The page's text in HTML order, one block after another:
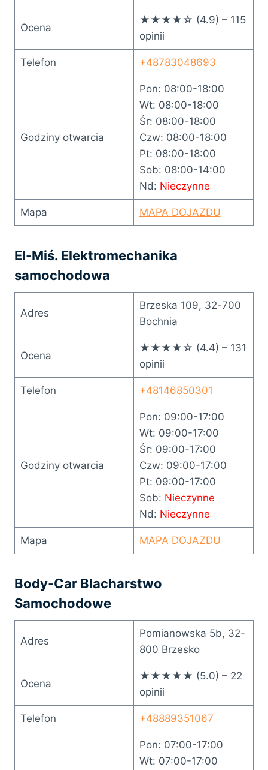
Ocena
★★★★☆ (4.9) – 115
opinii
Telefon +48783048693
Godziny otwarcia
Pon: 08:00-18:00
Wt: 08:00-18:00
Śr: 08:00-18:00
Czw: 08:00-18:00
Pt: 08:00-18:00
Sob: 08:00-14:00
Nd: Nieczynne
Mapa MAPA DOJAZDU
El-Miś. Elektromechanika
samochodowa
Adres
Brzeska 109, 32-700
Bochnia
Ocena
★★★★☆ (4.4) – 131
opinii
Telefon +48146850301
Godziny otwarcia
Pon: 09:00-17:00
Wt: 09:00-17:00
Śr: 09:00-17:00
Czw: 09:00-17:00
Pt: 09:00-17:00
Sob: Nieczynne
Nd: Nieczynne
Mapa MAPA DOJAZDU
Body-Car Blacharstwo
Samochodowe
Adres
Pomianowska 5b, 32-
800 Brzesko
Ocena
★★★★★ (5.0) – 22
opinii
Telefon +48889351067
Pon: 07:00-17:00
Wt: 07:00-17:00